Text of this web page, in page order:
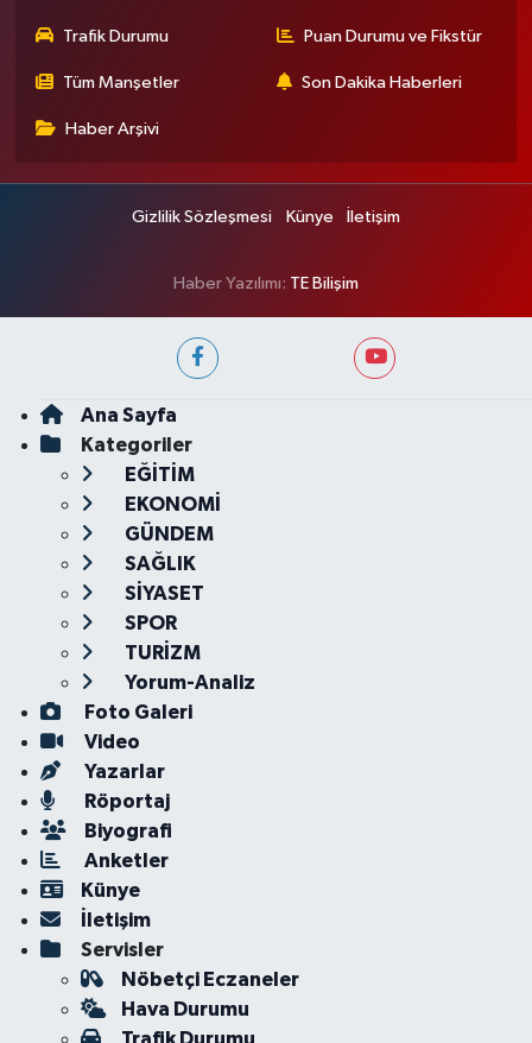
Trafik Durumu Puan Durumu ve Fikstür
Tüm Manşetler Son Dakika Haberleri
Haber Arşivi
Gizlilik Sözleşmesi Künye İletişim
Haber Yazılımı: TE Bilişim
Ana Sayfa
Kategoriler
EĞİTİM
EKONOMİ
GÜNDEM
SAĞLIK
SİYASET
SPOR
TURİZM
Yorum-Analiz
Foto Galeri
Video
Yazarlar
Röportaj
Biyografi
Anketler
Künye
İletişim
Servisler
Nöbetçi Eczaneler
Hava Durumu
Trafik Durumu